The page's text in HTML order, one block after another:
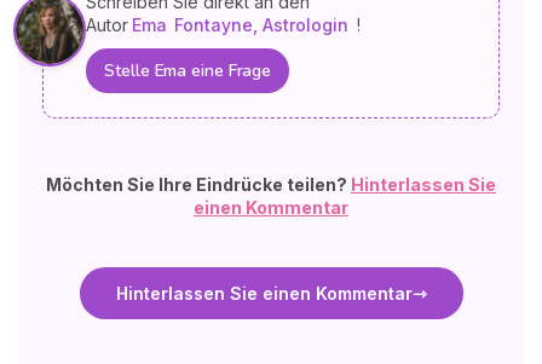
Autor Ema Fontayne, Astrologin !
Stelle Ema eine Frage
Möchten Sie Ihre Eindrücke teilen? Hinterlassen Sie
einen Kommentar
Hinterlassen Sie einen Kommentar